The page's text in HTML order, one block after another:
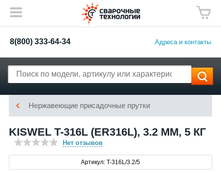
8(800) 333-64-34 Адреса и контакты
Нержавеющие присадочные прутки
KISWEL T-316L (ER316L), 3.2 ММ, 5 КГ
Нет отзывов
Артикул: T-316L/3.2/5